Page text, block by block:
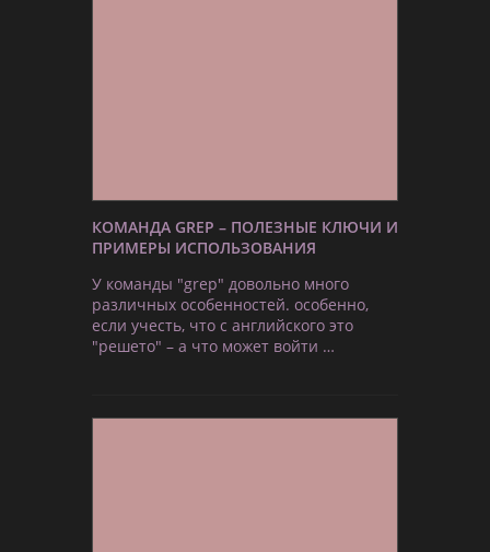
КОМАНДА GREP – ПОЛЕЗНЫЕ КЛЮЧИ И
ПРИМЕРЫ ИСПОЛЬЗОВАНИЯ
У команды "grep" довольно много
различных особенностей. особенно,
если учесть, что с английского это
"решето" – а что может войти …